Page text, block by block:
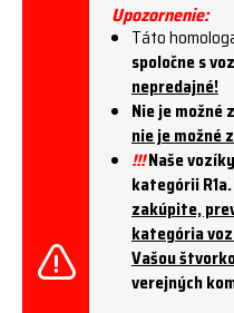
Upozornenie:
Táto
spoločne s
nepredajné!
Nie je možné
nie je možné
!!!Naše
kategórii R1a.
zakúpite,
kategória
Vašou
verejných